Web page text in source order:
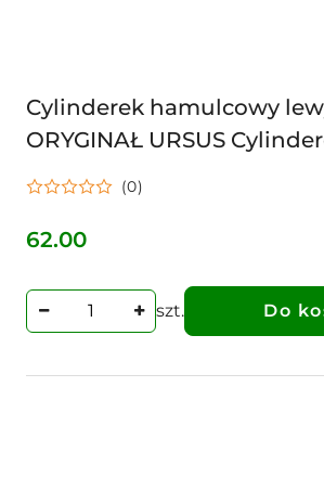
Cylinderek hamulcowy
ORYGINAŁ URSUS
Hamulcowy, Lewy, Pasuje
(0)
Cena:
62.00
szt. Do